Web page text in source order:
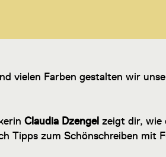
vielen Farben gestalten wir
Claudia Dzengel zeigt dir, wie
Tipps zum Schönschreiben mit